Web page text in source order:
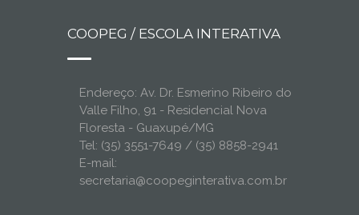
COOPEG / ESCOLA INTERATIVA
Endereço: Av. Dr. Esmerino Ribeiro do
Valle Filho, 91 - Residencial Nova
Floresta - Guaxupé/MG
Tel: (35) 3551-7649 / (35) 8858-2941
E-mail:
secretaria@coopeginterativa.com.br